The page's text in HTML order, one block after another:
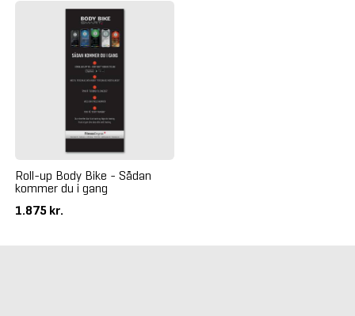
Roll-up Body Bike - Sådan
kommer du i gang
1.875 kr.